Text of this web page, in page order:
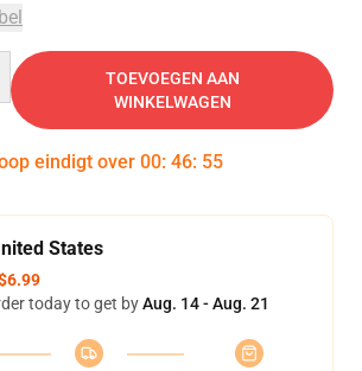
TOEVOEGEN AAN
WINKELWAGEN
eindigt over 00: 46: 54
States
today to get byAug. 14 - Aug. 21